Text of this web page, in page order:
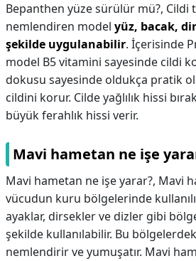
Bepanthen yüze sürülür mü?, Cildi
nemlendiren model yüz, bacak,
şekilde uygulanabilir. İçerisinde
model B5 vitamini sayesinde cildi
dokusu sayesinde oldukça pratik
cildini korur. Cilde yağlılık hissi
büyük ferahlık hissi verir.
Mavi hametan ne işe
Mavi hametan ne işe yarar?, Mavi
vücudun kuru bölgelerinde
ayaklar, dirsekler ve dizler gibi
şekilde kullanılabilir. Bu
nemlendirir ve yumuşatır. Mavi